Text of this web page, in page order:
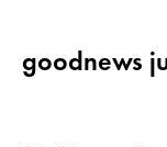
goodnews